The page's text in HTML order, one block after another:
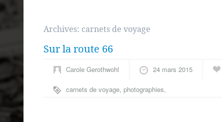
Archives: carnets de voyage
Sur la route 66
Carole Gerothwohl 24 mars 2015
carnets de voyage, photographies,